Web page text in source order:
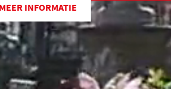
MEER INFORMATIE